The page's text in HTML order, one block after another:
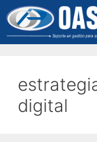
Skip
to
content
digital